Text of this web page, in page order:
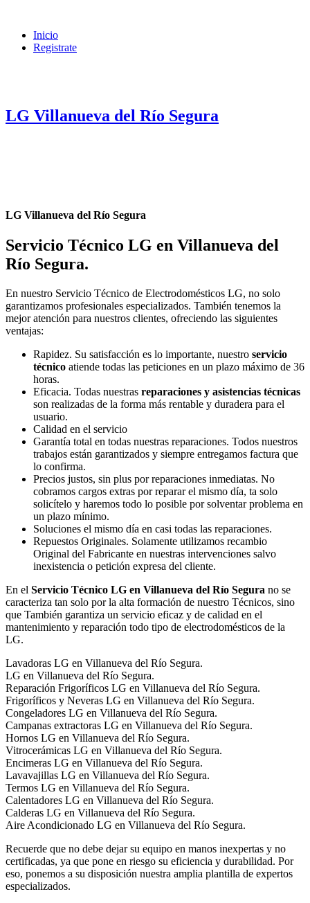
Inicio
Registrate
LG Villanueva del Río Segura
LG Villanueva del Río Segura
Servicio Técnico LG en Villanueva del
Río Segura.
En nuestro Servicio Técnico de Electrodomésticos LG, no solo
garantizamos profesionales especializados. También tenemos la
mejor atención para nuestros clientes, ofreciendo las siguientes
ventajas:
Rapidez. Su satisfacción es lo importante, nuestro servicio
técnico atiende todas las peticiones en un plazo máximo de 36
horas.
Eficacia. Todas nuestras reparaciones y asistencias técnicas
son realizadas de la forma más rentable y duradera para el
usuario.
Calidad en el servicio
Garantía total en todas nuestras reparaciones. Todos nuestros
trabajos están garantizados y siempre entregamos factura que
lo confirma.
Precios justos, sin plus por reparaciones inmediatas. No
cobramos cargos extras por reparar el mismo día, ta solo
solicítelo y haremos todo lo posible por solventar problema en
un plazo mínimo.
Soluciones el mismo día en casi todas las reparaciones.
Repuestos Originales. Solamente utilizamos recambio
Original del Fabricante en nuestras intervenciones salvo
inexistencia o petición expresa del cliente.
En el Servicio Técnico LG en Villanueva del Río Segura no se
caracteriza tan solo por la alta formación de nuestro Técnicos, sino
que También garantiza un servicio eficaz y de calidad en el
mantenimiento y reparación todo tipo de electrodomésticos de la
LG.
Lavadoras LG en Villanueva del Río Segura.
LG en Villanueva del Río Segura.
Reparación Frigoríficos LG en Villanueva del Río Segura.
Frigoríficos y Neveras LG en Villanueva del Río Segura.
Congeladores LG en Villanueva del Río Segura.
Campanas extractoras LG en Villanueva del Río Segura.
Hornos LG en Villanueva del Río Segura.
Vitrocerámicas LG en Villanueva del Río Segura.
Encimeras LG en Villanueva del Río Segura.
Lavavajillas LG en Villanueva del Río Segura.
Termos LG en Villanueva del Río Segura.
Calentadores LG en Villanueva del Río Segura.
Calderas LG en Villanueva del Río Segura.
Aire Acondicionado LG en Villanueva del Río Segura.
Recuerde que no debe dejar su equipo en manos inexpertas y no
certificadas, ya que pone en riesgo su eficiencia y durabilidad. Por
eso, ponemos a su disposición nuestra amplia plantilla de expertos
especializados.